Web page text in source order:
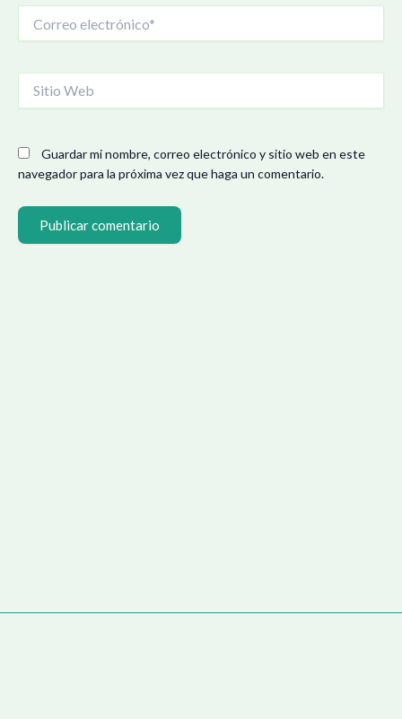
electrónico*
Web
Guardar mi nombre, correo electrónico y sitio web en este
navegador para la próxima vez que haga un comentario.